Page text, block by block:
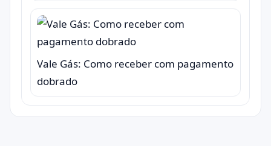
Vale Gás: Como receber com pagamento
dobrado